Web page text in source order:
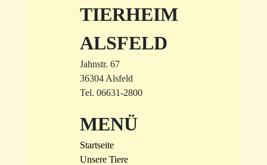
TIERHEIM
ALSFELD
Jahnstr. 67
36304 Alsfeld
Tel. 06631-2800
MENÜ
Startseite
Unsere Tiere